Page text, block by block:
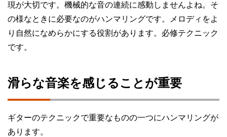
現が大切です。機械的な音の連続に感動しませんよね。そ
の様なときに必要なのがハンマリングです。メロディをよ
り自然になめらかにする役割があります。必修テクニック
です。
滑らな音楽を感じることが重要
ギターのテクニックで重要なものの一つにハンマリングが
あります。